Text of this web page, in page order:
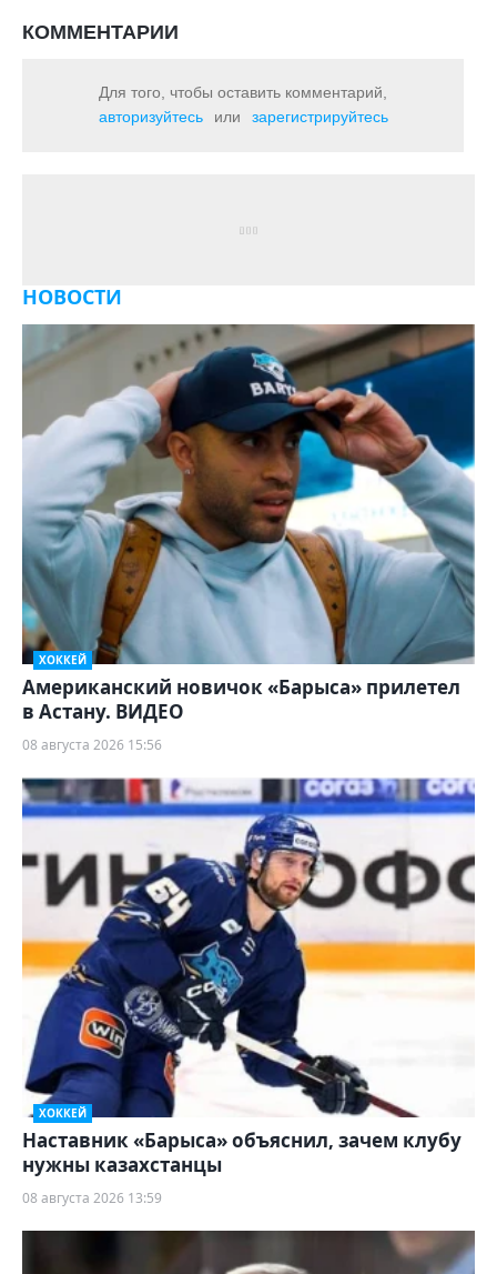
КОММЕНТАРИИ
Для того, чтобы оставить комментарий,
авторизуйтесь
или зарегистрируйтесь
НОВОСТИ
ХОККЕЙ
Американский новичок «Барыса» прилетел
в Астану. ВИДЕО
08 августа 2026 15:56
ХОККЕЙ
Наставник «Барыса» объяснил, зачем клубу
нужны казахстанцы
08 августа 2026 13:59